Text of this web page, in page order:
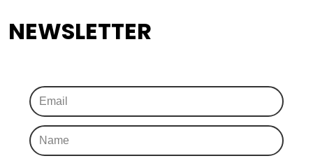
NEWSLETTER